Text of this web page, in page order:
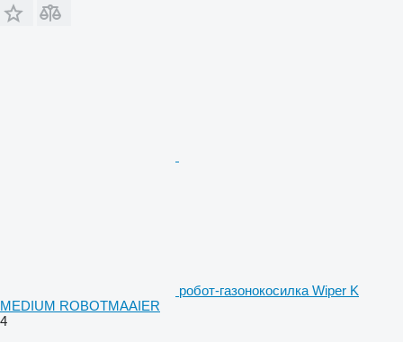
робот-газонокосилка Wiper K
MEDIUM ROBOTMAAIER
4